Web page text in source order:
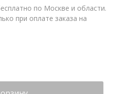
по Москве и области.
при оплате заказа на